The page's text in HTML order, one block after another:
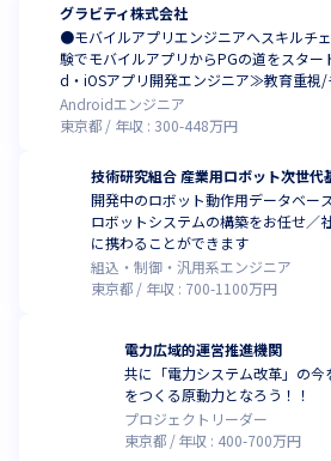
グラビティ株式会社
●モバイルアプリエンジニアへスキルチ
験でモバイルアプリからPGの道をスタ
d・iOSアプリ開発エンジニア≫教育重視/
の情熱を持ち、生活も楽しむ技術集団/自
クノロジーの最前線へ /転居可能な方への
Androidエンジニア
東京都
年収 : 300-448万円
技術研究組合 産業用ロボット次世代
開発中のロボット動作用データベー
ロボットシステムの構築をお任せ／
に携わることができます
組込・制御・汎用系エンジニア
東京都
年収 : 700-1100万円
電力広域的運営推進機関
共に「電力システム改革」の
をつくる原動力となろう！！
プロジェクトリーダー
東京都
年収 : 400-700万円